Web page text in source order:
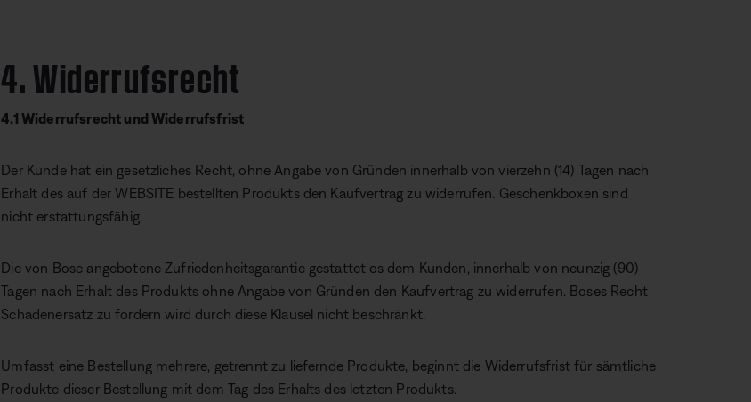
4. Widerrufsrecht
4.1 Widerrufsrecht und Widerrufsfrist
Der Kunde hat ein gesetzliches Recht, ohne Angabe von Gründen innerhalb von vierzehn (14) Tagen nach
Erhalt des auf der WEBSITE bestellten Produkts den Kaufvertrag zu widerrufen. Geschenkboxen sind
nicht erstattungsfähig.
Die von Bose angebotene Zufriedenheitsgarantie gestattet es dem Kunden, innerhalb von neunzig (90)
Tagen nach Erhalt des Produkts ohne Angabe von Gründen den Kaufvertrag zu widerrufen. Boses Recht
Schadenersatz zu fordern wird durch diese Klausel nicht beschränkt.
Umfasst eine Bestellung mehrere, getrennt zu liefernde Produkte, beginnt die Widerrufsfrist für sämtliche
Produkte dieser Bestellung mit dem Tag des Erhalts des letzten Produkts.